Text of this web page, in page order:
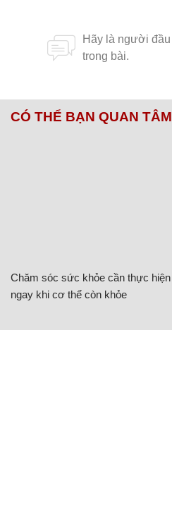
CÓ THỂ BẠN QUAN TÂM
Chăm sóc sức khỏe cần thực hiện
ngay khi cơ thể còn khỏe